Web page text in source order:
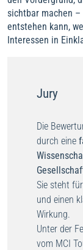
sichtbar machen
entstehen kann,
Interessen in
Jury
Die
durch eine
Sie steht
und einen
Wirkung.
Unter der
vom MCI